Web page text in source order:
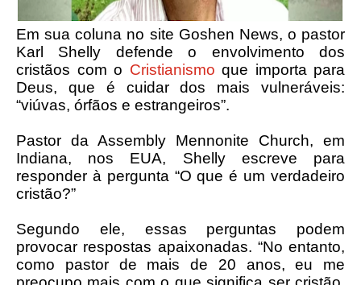
Em sua coluna no site Goshen News, o pastor
Karl Shelly defende o envolvimento dos
cristãos com o Cristianismo que importa para
Deus, que é cuidar dos mais vulneráveis:
“viúvas, órfãos e estrangeiros”.
Pastor da Assembly Mennonite Church, em
Indiana, nos EUA, Shelly escreve para
responder à pergunta “O que é um verdadeiro
cristão?”
Segundo ele, essas perguntas podem
provocar respostas apaixonadas. “No entanto,
como pastor de mais de 20 anos, eu me